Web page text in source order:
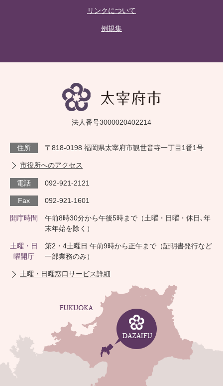
リンクについて
例規集
法人番号3000020402214
住所 〒818-0198 福岡県太宰府市観世音寺一丁目1番1号
市役所へのアクセス
電話 092-921-2121
Fax 092-921-1601
開庁時間
午前8時30分から午後5時まで（土曜・日曜・休日､年
末年始を除く）
土曜・日
曜開庁
第2・4土曜日 午前9時から正午まで（証明書発行など
一部業務のみ）
土曜・日曜窓口サービス詳細